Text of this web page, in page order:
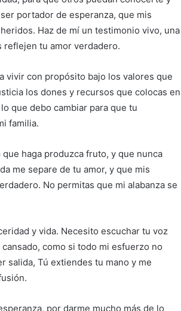
portador de esperanza, que mis
Haz de mí un testimonio vivo, una
reflejen tu amor verdadero.
vivir con propósito bajo los valores que
los dones y recursos que colocas en
que debo cambiar para que tu
familia.
haga produzca fruto, y que nunca
me separe de tu amor, y que mis
No permitas que mi alabanza se
y vida. Necesito escuchar tu voz
como si todo mi esfuerzo no
salida, Tú extiendes tu mano y me
por darme mucho más de lo